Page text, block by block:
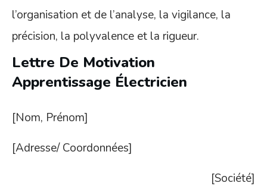
l’organisation et de l’analyse, la vigilance, la
précision, la polyvalence et la rigueur.
Lettre De Motivation
Apprentissage Électricien
[Nom, Prénom]
[Adresse/ Coordonnées]
[Société]